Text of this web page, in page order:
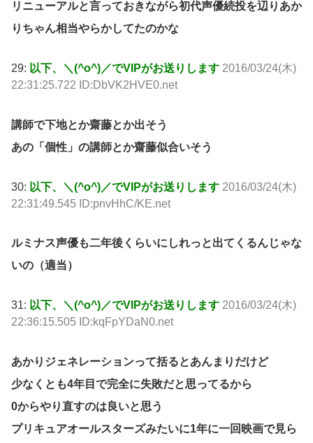
リニューアルと言っておきながら初代声優続投を辺りあか
りちゃん相当やらかしてたのかな
29: 以下、＼(^o^)／でVIPがお送りします 2016/03/24(木)
22:31:25.722 ID:DbVK2HVE0.net
講師で下地とか齋藤とか出そう
あの「個性」の講師とか齋藤似合いそう
30: 以下、＼(^o^)／でVIPがお送りします 2016/03/24(木)
22:31:49.545 ID:pnvHhC/KE.net
ルミナス声優も二年後くらいにしれっと出てくるんじゃな
いの（適当）
31: 以下、＼(^o^)／でVIPがお送りします 2016/03/24(木)
22:36:15.505 ID:kqFpYDaN0.net
あかりジェネレーションって括るとあんまりだけど
少なくとも4年目で完全に失敗だと思ってるから
0からやり直すのは良いと思う
プリキュアオールスターズみたいに1年に一回映画で見ら